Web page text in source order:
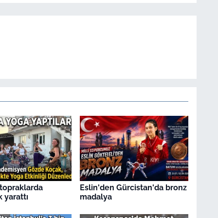
yarattı
Eslin'den Gürcistan'da bronz
madalya